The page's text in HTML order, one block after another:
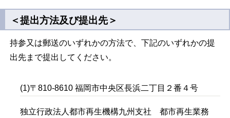
＜提出方法及び提出先＞
持参又は郵送のいずれかの方法で、下記のいずれかの提
出先まで提出してください。
(1)〒810-8610 福岡市中央区長浜二丁目２番４号
独立行政法人都市再生機構九州支社 都市再生業務